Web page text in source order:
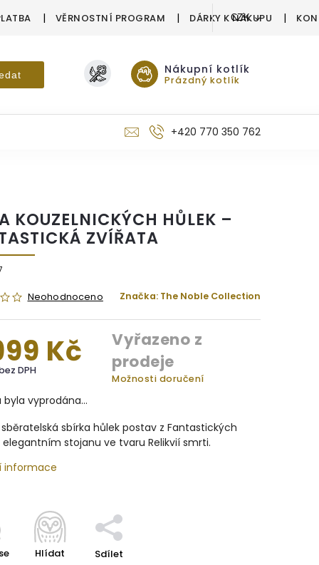
VĚRNOSTNÍ PROGRAM DÁRKY K NÁKUPU
CZK
Nákupní kotlík
Prázdný kotlík
+420 770 350 762
KOUZELNICKÝCH HŮLEK –
ZVÍŘATA
Neohodnoceno Značka: The Noble Collection
Kč
DPH
Vyřazeno z
prodeje
Možnosti doručení
byla vyprodána…
sběratelská sbírka hůlek postav z Fantastických
elegantním stojanu ve tvaru Relikvií smrti.
informace
Hlídat Sdílet